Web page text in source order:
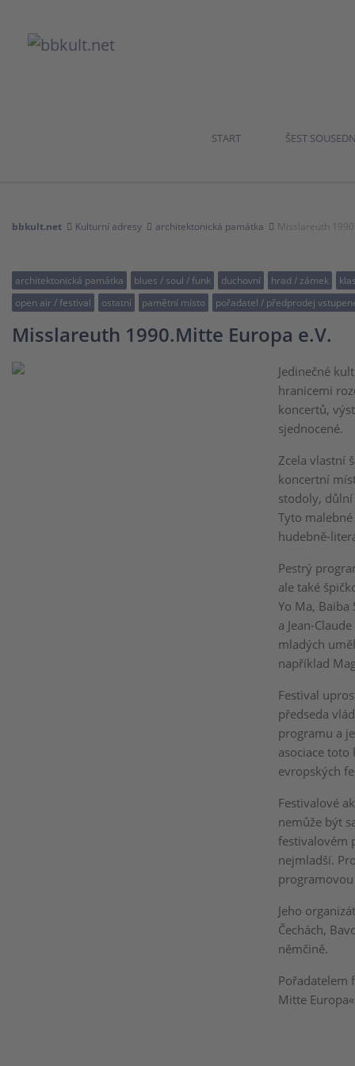
START ŠEST
bbkult.net Kulturní adresy architektonická památka Misslareuth
architektonická památka blues / soul / funk duchovní hrad / zámek
open air / festival
ostatní pamětní místo pořadatel / předprodej
Misslareuth 1990.Mitte Europa e.V.
Jedinečné
hranicemi
koncertů,
sjednocené.
Zcela vlastní
koncertní
stodoly,
Tyto
hudebně-
Pestrý
ale také
Yo Ma, Baiba
a Jean-
mladých
například
Festival
předseda
programu a
asociace
evropských
Festivalové
nemůže být
festivalovém
nejmladší.
Jeho
Čechách,
němčině.
Pořadatelem
Mitte